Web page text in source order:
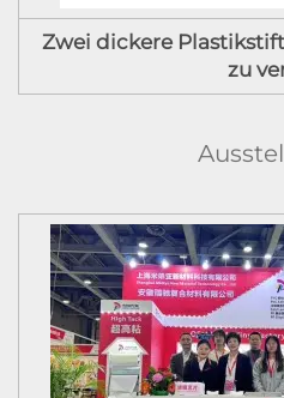
Zwei dickere
zu